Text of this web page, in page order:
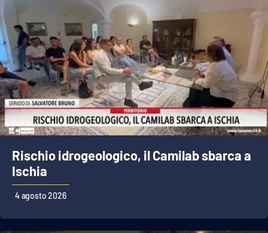
Rischio idrogeologico, il Camilab sbarca a
Ischia
4 agosto 2026